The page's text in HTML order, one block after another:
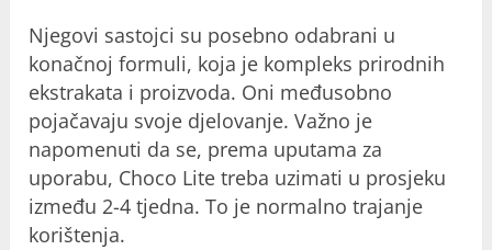
Njegovi sastojci su posebno odabrani u
konačnoj formuli, koja je kompleks prirodnih
ekstrakata i proizvoda. Oni međusobno
pojačavaju svoje djelovanje. Važno je
napomenuti da se, prema uputama za
uporabu, Choco Lite treba uzimati u prosjeku
između 2-4 tjedna. To je normalno trajanje
korištenja.